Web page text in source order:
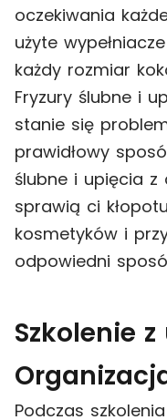
oczekiwania
użyte
każdy rozmiar
Fryzury ślubne i
stanie się
prawidłowy
ślubne i upięcia z
sprawią ci
kosmetyków i
odpowiedni
Szkolenie
Podczas